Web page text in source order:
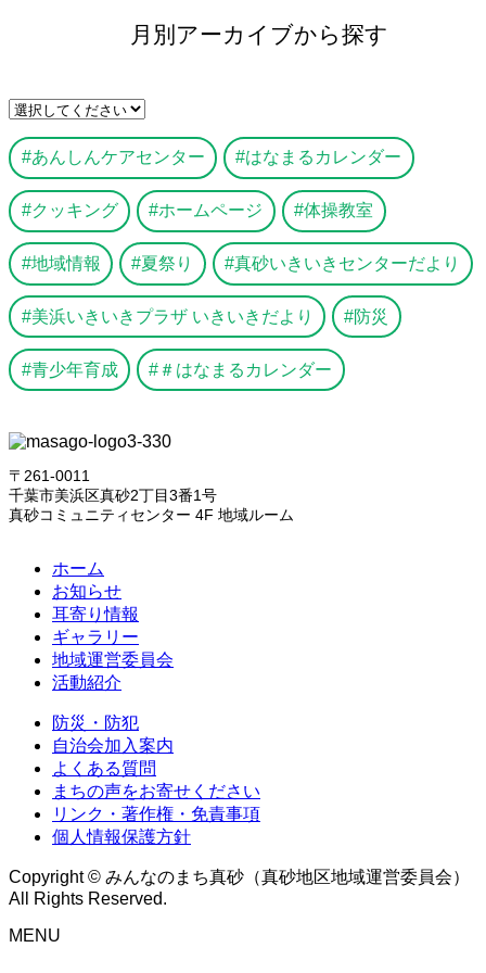
月別アーカイブから探す
あんしんケアセンター はなまるカレンダー
クッキング ホームページ 体操教室
地域情報 夏祭り 真砂いきいきセンターだより
美浜いきいきプラザ いきいきだより 防災
青少年育成 ＃はなまるカレンダー
〒261-0011
千葉市美浜区真砂2丁目3番1号
真砂コミュニティセンター 4F 地域ルーム
ホーム
お知らせ
耳寄り情報
ギャラリー
地域運営委員会
活動紹介
防災・防犯
自治会加入案内
よくある質問
まちの声をお寄せください
リンク・著作権・免責事項
個人情報保護方針
Copyright © みんなのまち真砂（真砂地区地域運営委員会）
All Rights Reserved.
MENU